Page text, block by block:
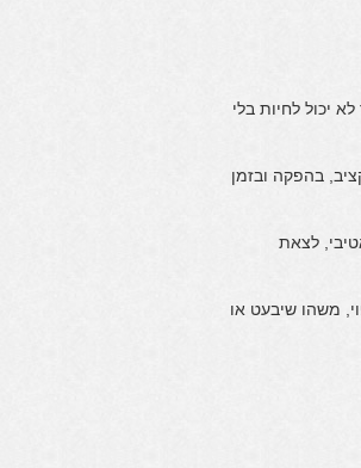
יכול לחיות בלי
בהפקה ובזמן
לצאת
משהו שיבעט או